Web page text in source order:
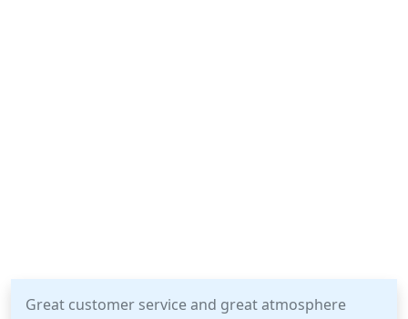
Great customer service and great atmosphere